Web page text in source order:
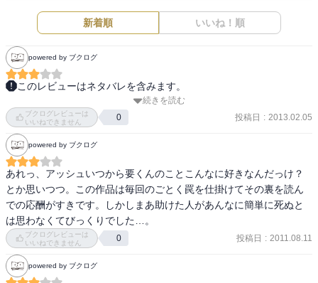
新着順 いいね！順
powered by ブクログ
このレビューはネタバレを含みます。
新たな国での小競り合い。
新巨乳キャラ投入だが、性格がつかみにくい。
説明不足な感じ。
軍師さんが出てきて小細工を弄しますが、小粒です。
要は新たな技を使います。複数をつかむのはいいけど、個別の反
動はどう処理するのかな。
残りの2人は地上の貧乳同盟に入るけど、これからどう転ぶのか。
まだ、まとまりがない感じ。
次回に期待。
続きを読む
ブクログレビューは
いいねできません
0 投稿日 : 2013.02.05
powered by ブクログ
あれっ、アッシュいつから要くんのことこんなに好きなんだっけ？
とか思いつつ。この作品は毎回のごとく罠を仕掛けてその裏を読ん
での応酬がすきです。しかしまあ助けた人があんなに簡単に死ぬと
は思わなくてびっくりでした…。
ブクログレビューは
いいねできません
0 投稿日 : 2011.08.11
powered by ブクログ